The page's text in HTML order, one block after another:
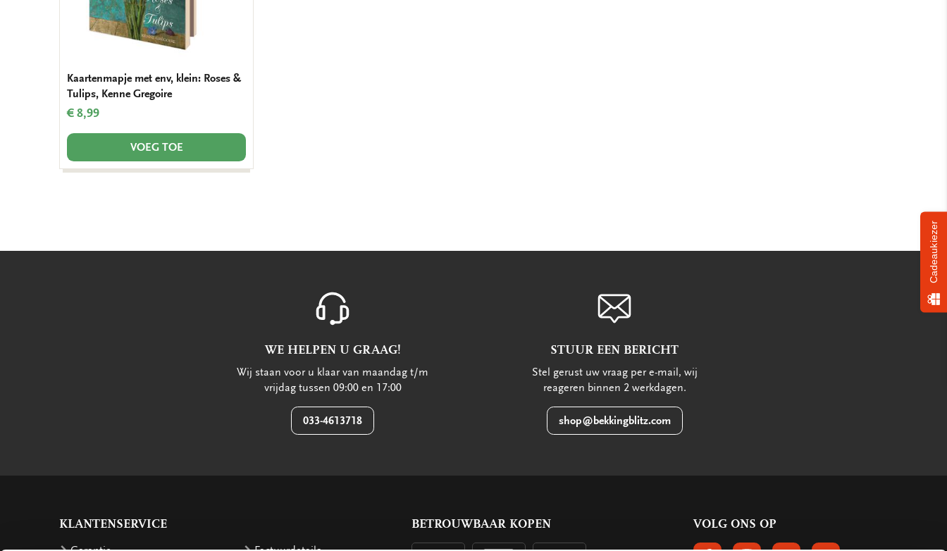
Kaartenmapje met env, klein: Roses &
Tulips, Kenne Gregoire
€ 8,99
VOEG TOE
WE HELPEN U GRAAG!
Wij staan voor u klaar van maandag t/m
vrijdag tussen 09:00 en 17:00
033-4613718
STUUR EEN BERICHT
Stel gerust uw vraag per e-mail, wij
reageren binnen 2 werkdagen.
shop@bekkingblitz.com
KLANTENSERVICE BETROUWBAAR KOPEN VOLG ONS OP
Cadeaukiezer